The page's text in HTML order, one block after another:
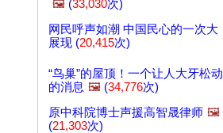
🖼️ (33,030次)
网民呼声如潮 中国民心的一次大
展现 (20,415次)
“鸟巢”的屋顶！一个让人大牙松动
的消息 🖼️ (34,776次)
原中科院博士声援高智晟律师 🖼️
(21,303次)